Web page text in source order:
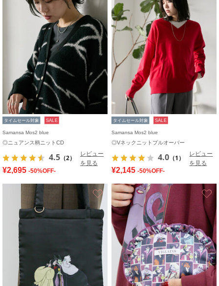
タイムセール対象 SALE
Samansa Mos2 blue
◎ニュアンス柄ニットCD
4.5 （2）
レビュー
を見る
¥2,695 -50%OFF-
タイムセール対象 SALE
Samansa Mos2 blue
◎Vネックニットプルオーバー
4.0 （1）
レビュー
を見る
¥2,145 -50%OFF-
お気に入り